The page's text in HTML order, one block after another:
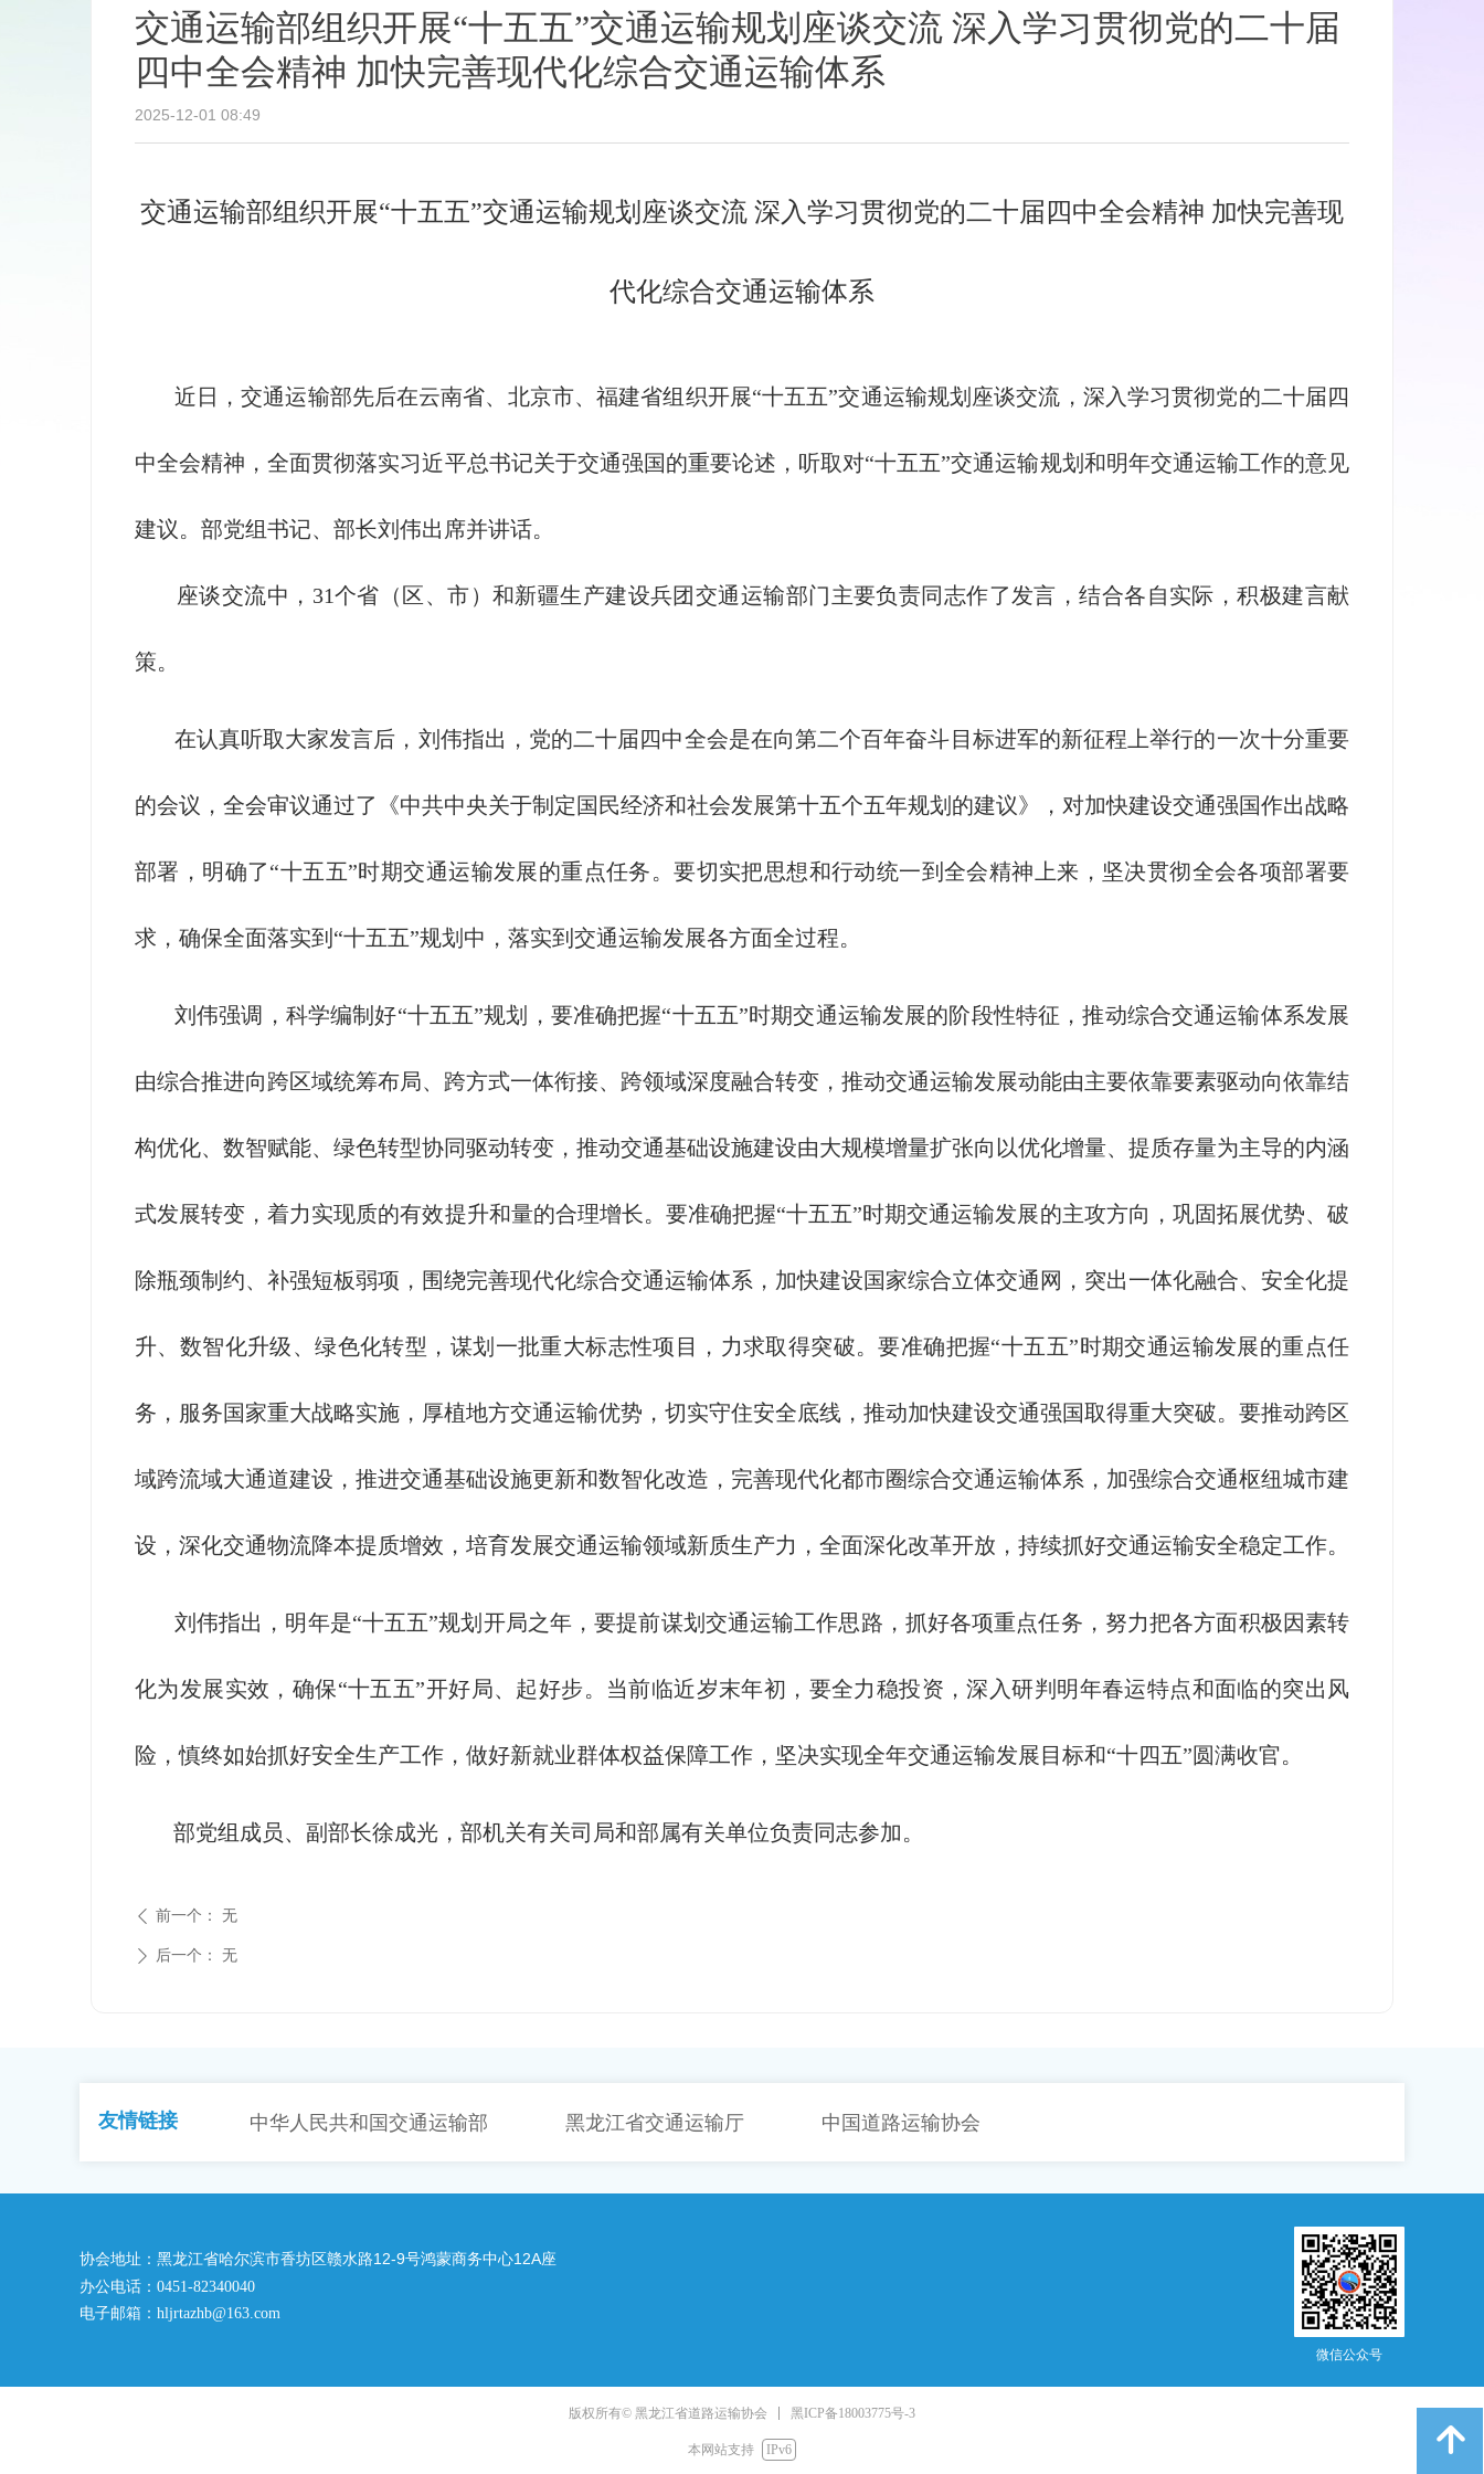
交通运输部组织开展“十五五”交通运输规划座谈交流 深入学习贯彻党的二十届
四中全会精神 加快完善现代化综合交通运输体系
交通运输部组织开展“十五五”交通运输规划座谈交流 深入学习贯彻党的二十届四中全会精神 加快完善现
代化综合交通运输体系
近日，交通运输部先后在云南省、北京市、福建省组织开展“十五五”交通运输规划座谈交流，深入学习贯彻党的二十届四
中全会精神，全面贯彻落实习近平总书记关于交通强国的重要论述，听取对“十五五”交通运输规划和明年交通运输工作的意见
建议。部党组书记、部长刘伟出席并讲话。
座谈交流中，31个省（区、市）和新疆生产建设兵团交通运输部门主要负责同志作了发言，结合各自实际，积极建言献
策。
在认真听取大家发言后，刘伟指出，党的二十届四中全会是在向第二个百年奋斗目标进军的新征程上举行的一次十分重要
的会议，全会审议通过了《中共中央关于制定国民经济和社会发展第十五个五年规划的建议》，对加快建设交通强国作出战略
部署，明确了“十五五”时期交通运输发展的重点任务。要切实把思想和行动统一到全会精神上来，坚决贯彻全会各项部署要
求，确保全面落实到“十五五”规划中，落实到交通运输发展各方面全过程。
刘伟强调，科学编制好“十五五”规划，要准确把握“十五五”时期交通运输发展的阶段性特征，推动综合交通运输体系发展
由综合推进向跨区域统筹布局、跨方式一体衔接、跨领域深度融合转变，推动交通运输发展动能由主要依靠要素驱动向依靠结
构优化、数智赋能、绿色转型协同驱动转变，推动交通基础设施建设由大规模增量扩张向以优化增量、提质存量为主导的内涵
式发展转变，着力实现质的有效提升和量的合理增长。要准确把握“十五五”时期交通运输发展的主攻方向，巩固拓展优势、破
除瓶颈制约、补强短板弱项，围绕完善现代化综合交通运输体系，加快建设国家综合立体交通网，突出一体化融合、安全化提
升、数智化升级、绿色化转型，谋划一批重大标志性项目，力求取得突破。要准确把握“十五五”时期交通运输发展的重点任
务，服务国家重大战略实施，厚植地方交通运输优势，切实守住安全底线，推动加快建设交通强国取得重大突破。要推动跨区
域跨流域大通道建设，推进交通基础设施更新和数智化改造，完善现代化都市圈综合交通运输体系，加强综合交通枢纽城市建
设，深化交通物流降本提质增效，培育发展交通运输领域新质生产力，全面深化改革开放，持续抓好交通运输安全稳定工作。
刘伟指出，明年是“十五五”规划开局之年，要提前谋划交通运输工作思路，抓好各项重点任务，努力把各方面积极因素转
化为发展实效，确保“十五五”开好局、起好步。当前临近岁末年初，要全力稳投资，深入研判明年春运特点和面临的突出风
险，慎终如始抓好安全生产工作，做好新就业群体权益保障工作，坚决实现全年交通运输发展目标和“十四五”圆满收官。
部党组成员、副部长徐成光，部机关有关司局和部属有关单位负责同志参加。
ꄴ 前一个： 无
ꄲ 后一个： 无
2025-12-01 08:49
中华人民共和国交通运输部 黑龙江省交通运输厅 中国道路运输协会
友情链接
微信公众号
办公电话： 0451-82340040
电子邮箱： hljrtazhb@163.com
协会地址： 黑龙江省哈尔滨市香坊区赣水路12-9号鸿蒙商务中心12A座
版权所有© 黑龙江省道路运输协会 黑ICP备18003775号-3
本网站支持 IPv6 녕